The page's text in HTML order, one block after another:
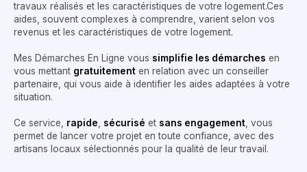
travaux réalisés et les caractéristiques de votre logement.Ces
aides, souvent complexes à comprendre, varient selon vos
revenus et les caractéristiques de votre logement.
Mes Démarches En Ligne vous simplifie les démarches en
vous mettant gratuitementen relation avec un conseiller
partenaire, qui vous aide à identifier les aides adaptées à votre
situation.
Ce service, rapide, sécurisé et sans engagement, vous
permet de lancer votre projet en toute confiance, avec des
artisans locaux sélectionnés pour la qualité de leur travail.